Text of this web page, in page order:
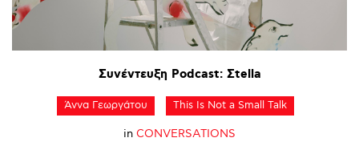
Συνέντευξη Podcast: Σtella
Άννα Γεωργάτου This Is Not a Small Talk
in CONVERSATIONS